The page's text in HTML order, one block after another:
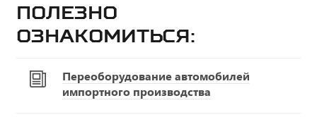
Полезно
ознакомиться:
Переоборудование автомобилей
импортного производства